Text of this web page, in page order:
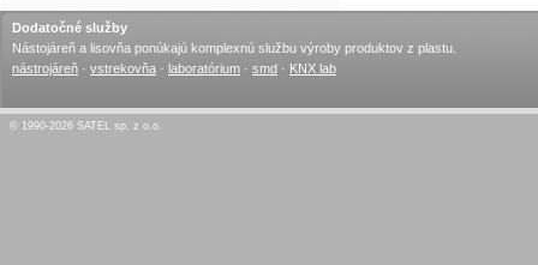
Dodatočné služby
Nástojáreň a lisovňa ponúkajú komplexnú službu výroby produktov z plastu.
nástrojáreň · vstrekovňa · laboratórium · smd · KNX lab
© 1990-2026 SATEL sp. z o.o.